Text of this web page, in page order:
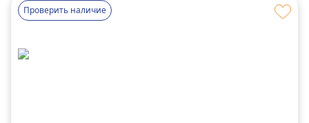
Проверить наличие